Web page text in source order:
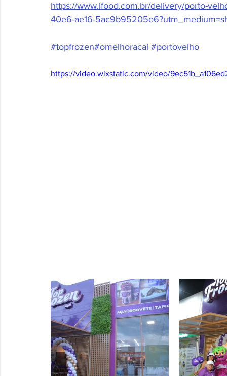
https://www.ifood.com.br/delivery/porto-
40e6-ae16-
#topfrozen#omelhoracai #portovelho
https://video.wixstatic.com/video/